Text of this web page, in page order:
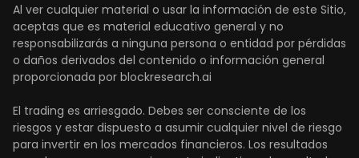
Al ver cualquier material o usar la información de este Sitio,
aceptas que es material educativo general y no
responsabilizarás a ninguna persona o entidad por pérdidas
o daños derivados del contenido o información general
proporcionada por blockresearch.ai
El trading es arriesgado. Debes ser consciente de los
riesgos y estar dispuesto a asumir cualquier nivel de riesgo
para invertir en los mercados financieros. Los resultados